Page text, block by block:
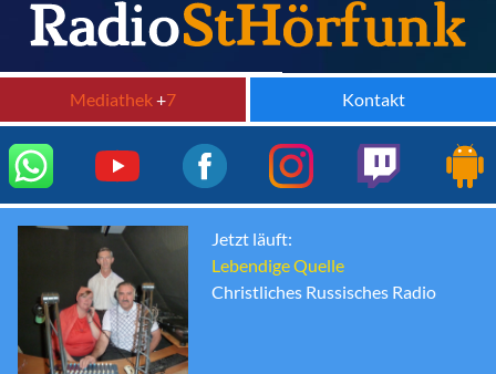
Mediathek+7 Kontakt
Jetzt läuft:
Lebendige Quelle
Christliches Russisches Radio